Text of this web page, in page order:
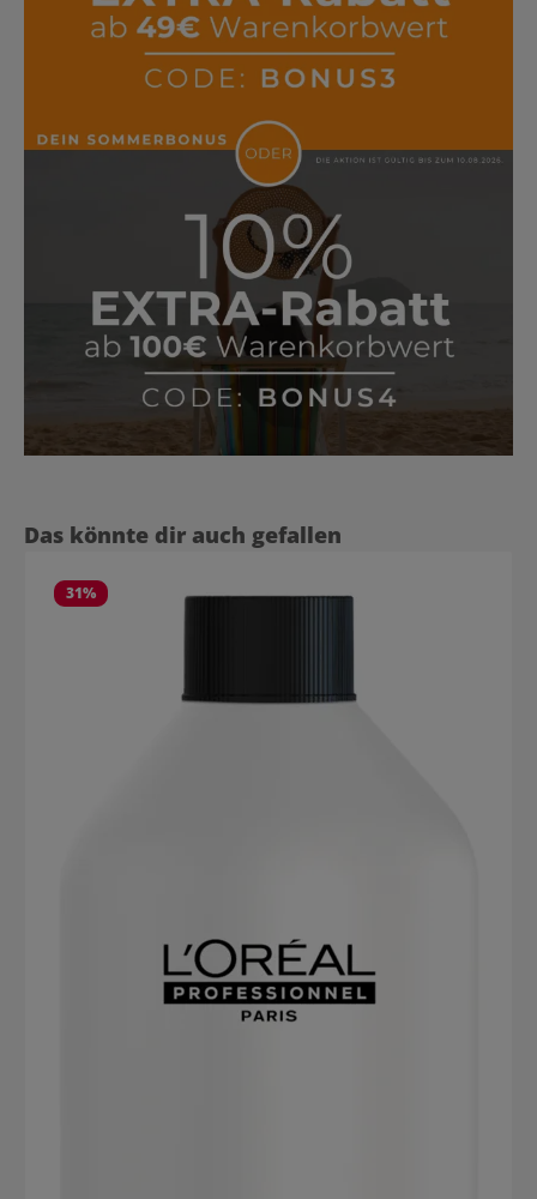
Produktgalerie überspringen
Das könnte dir auch gefallen
31%